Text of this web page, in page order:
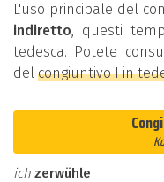
L'uso principale del
indiretto, questi
tedesca. Potete
del congiuntivo I in
ich zerwühle